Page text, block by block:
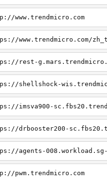
www.trendmicro.com
www.trendmicro.com/
rest-
shellshock-
imsva900-
drbooster200-
agents-
pwm.trendmicro.com